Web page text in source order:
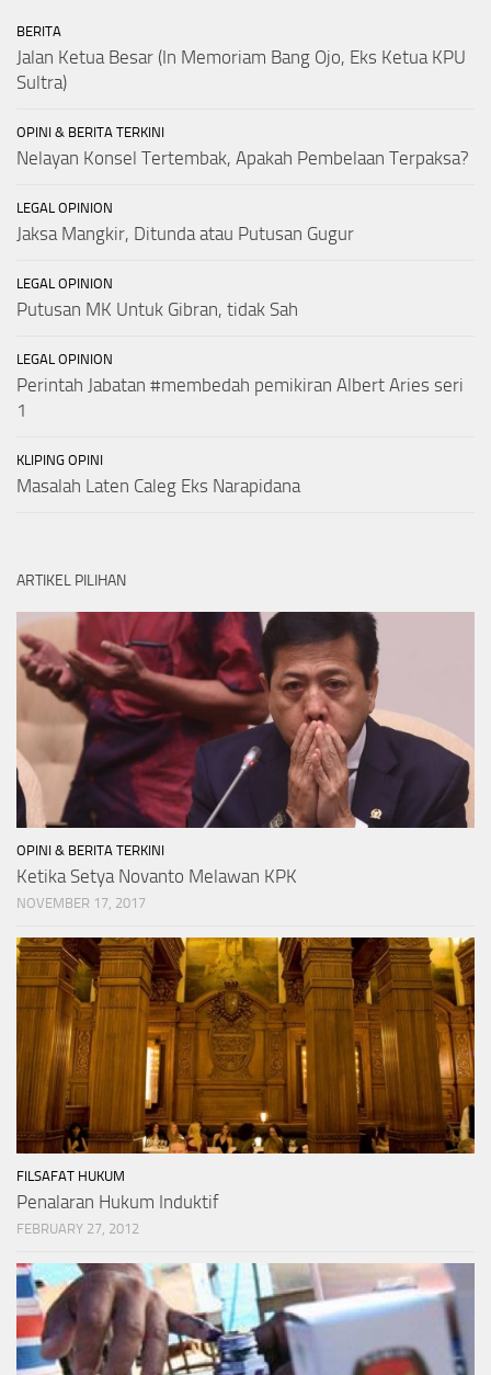
BERITA
Jalan Ketua Besar (In Memoriam Bang Ojo, Eks Ketua KPU
Sultra)
OPINI & BERITA TERKINI
Nelayan Konsel Tertembak, Apakah Pembelaan Terpaksa?
LEGAL OPINION
Jaksa Mangkir, Ditunda atau Putusan Gugur
LEGAL OPINION
Putusan MK Untuk Gibran, tidak Sah
LEGAL OPINION
Perintah Jabatan #membedah pemikiran Albert Aries seri
1
KLIPING OPINI
Masalah Laten Caleg Eks Narapidana
ARTIKEL PILIHAN
OPINI & BERITA TERKINI
Ketika Setya Novanto Melawan KPK
NOVEMBER 17, 2017
FILSAFAT HUKUM
Penalaran Hukum Induktif
FEBRUARY 27, 2012